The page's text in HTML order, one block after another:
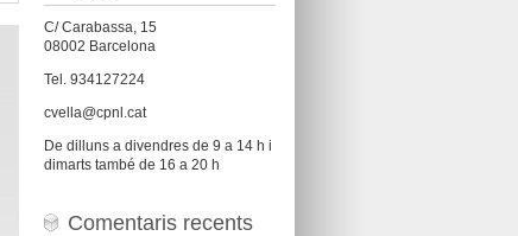
C/ Carabassa, 15
08002 Barcelona
Tel. 934127224
cvella@cpnl.cat
De dilluns a divendres de 9 a 14 h i
dimarts també de 16 a 20 h
Comentaris recents